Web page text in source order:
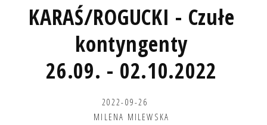
KARAŚ/ROGUCKI - Czułe
kontyngenty
26.09. - 02.10.2022
2022-09-26
MILENA MILEWSKA